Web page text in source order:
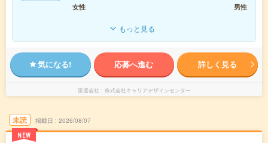
女性
男性
もっと見る
気になる! 応募へ進む 詳しく見る
派遣会社 株式会社キャリアデザインセンター
未読
NEW
掲載日 2026/08/07